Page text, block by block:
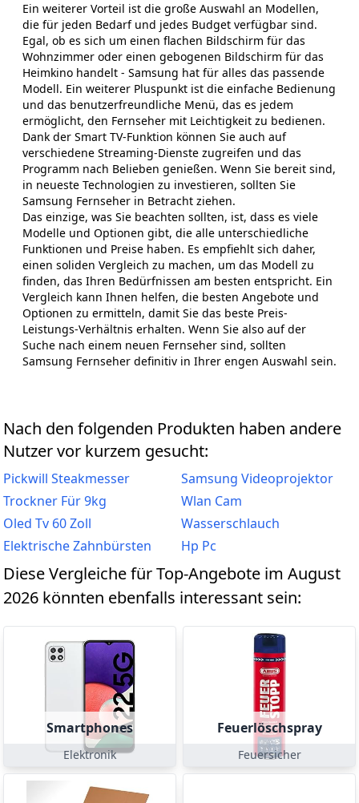
Ein weiterer Vorteil ist die große Auswahl an Modellen,
die für jeden Bedarf und jedes Budget verfügbar sind.
Egal, ob es sich um einen flachen Bildschirm für das
Wohnzimmer oder einen gebogenen Bildschirm für das
Heimkino handelt - Samsung hat für alles das passende
Modell. Ein weiterer Pluspunkt ist die einfache Bedienung
und das benutzerfreundliche Menü, das es jedem
ermöglicht, den Fernseher mit Leichtigkeit zu bedienen.
Dank der Smart TV-Funktion können Sie auch auf
verschiedene Streaming-Dienste zugreifen und das
Programm nach Belieben genießen. Wenn Sie bereit sind,
in neueste Technologien zu investieren, sollten Sie
Samsung Fernseher in Betracht ziehen.
Das einzige, was Sie beachten sollten, ist, dass es viele
Modelle und Optionen gibt, die alle unterschiedliche
Funktionen und Preise haben. Es empfiehlt sich daher,
einen soliden Vergleich zu machen, um das Modell zu
finden, das Ihren Bedürfnissen am besten entspricht. Ein
Vergleich kann Ihnen helfen, die besten Angebote und
Optionen zu ermitteln, damit Sie das beste Preis-
Leistungs-Verhältnis erhalten. Wenn Sie also auf der
Suche nach einem neuen Fernseher sind, sollten
Samsung Fernseher definitiv in Ihrer engen Auswahl sein.
Nach den folgenden Produkten haben andere
Nutzer vor kurzem gesucht:
Pickwill Steakmesser
Samsung Videoprojektor
Trockner Für 9kg
Wlan Cam
Oled Tv 60 Zoll
Wasserschlauch
Elektrische Zahnbürsten
Hp Pc
Diese Vergleiche für Top-Angebote im August
2026 könnten ebenfalls interessant sein:
Smartphones
Elektronik
Feuerlöschspray
Feuersicher